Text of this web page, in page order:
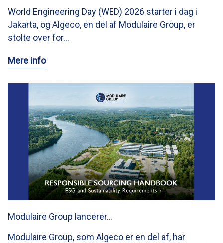
World Engineering Day (WED) 2026 starter i dag i
Jakarta, og Algeco, en del af Modulaire Group, er
stolte over for…
Mere info
Modulaire Group lancerer…
Modulaire Group, som Algeco er en del af, har